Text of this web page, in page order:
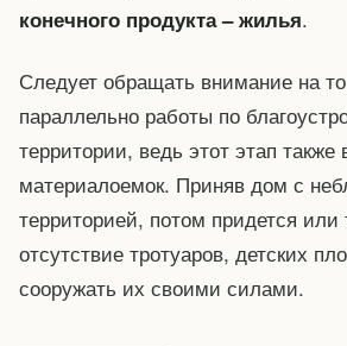
конечного продукта – жилья.
Следует обращать внимание на
параллельно работы по
территории, ведь этот этап также
материалоемок. Приняв дом с
территорией, потом придется или
отсутствие тротуаров, детских
сооружать их своими силами.